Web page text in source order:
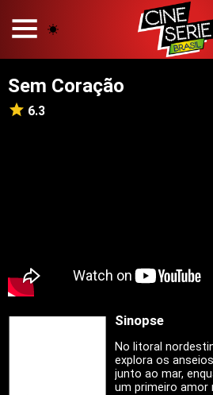
PRINCÍPIOS EDITORIAIS
POLÍTICA DE PRIVACIDADE
Filmes
Novelas
Sem Coração
6.3
Sinopse
No litoral
explora os
junto ao mar,
um primeiro amor